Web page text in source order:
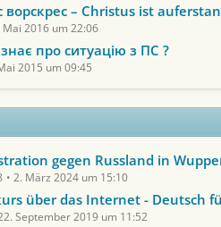
ворскрес – Christus ist
Mai 2016 um 22:06
про ситуацію з ПС ?
2015 um 09:45
gegen Russland in
2. März 2024 um 15:10
über das Internet - Deutsch für
September 2019 um 11:52